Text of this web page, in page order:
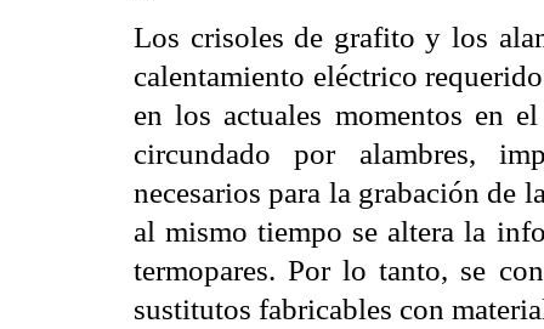
Los crisoles de grafito y los
calentamiento eléctrico
en los actuales momentos en
circundado por alambres,
necesarios para la grabación de
al mismo tiempo se altera la
termopares. Por lo tanto, se
sustitutos fabricables con